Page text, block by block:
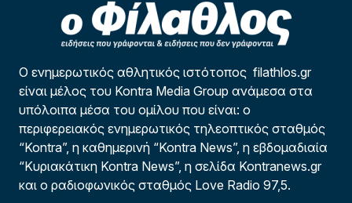
Ο ενημερωτικός αθλητικός ιστότοπος filathlos.gr
είναι μέλος του Kontra Media Group ανάμεσα στα
υπόλοιπα μέσα του ομίλου που είναι: ο
περιφερειακός ενημερωτικός τηλεοπτικός σταθμός
“Kontra”, η καθημερινή “Kontra News”, η εβδομαδιαία
“Κυριακάτικη Kontra News”, η σελίδα Kontranews.gr
και ο ραδιοφωνικός σταθμός Love Radio 97,5.